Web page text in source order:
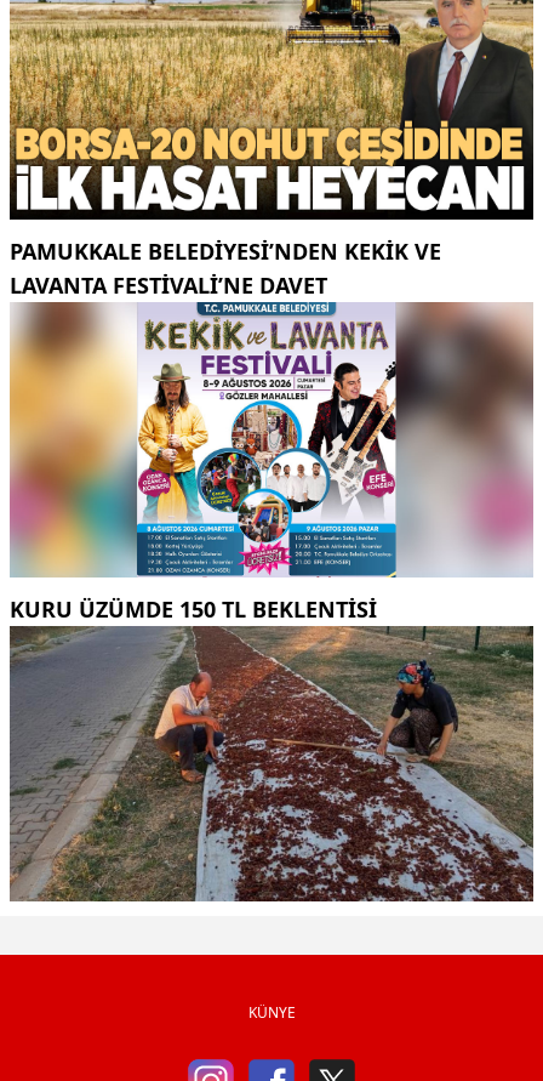
PAMUKKALE BELEDIYESI’NDEN KEKIK VE
LAVANTA FESTIVALI’NE DAVET
KURU ÜZÜMDE 150 TL BEKLENTISI
KÜNYE